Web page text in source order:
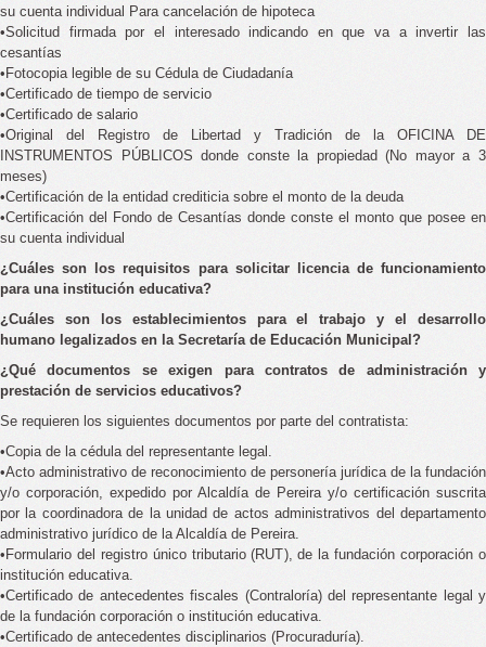
su cuenta individual Para cancelación de hipoteca
•Solicitud firmada por el interesado indicando en que va a invertir las
cesantías
•Fotocopia legible de su Cédula de Ciudadanía
•Certificado de tiempo de servicio
•Certificado de salario
•Original del Registro de Libertad y Tradición de la OFICINA DE
INSTRUMENTOS PÚBLICOS donde conste la propiedad (No mayor a 3
meses)
•Certificación de la entidad crediticia sobre el monto de la deuda
•Certificación del Fondo de Cesantías donde conste el monto que posee en
su cuenta individual
¿Cuáles son los requisitos para solicitar licencia de funcionamiento
para una institución educativa?
¿Cuáles son los establecimientos para el trabajo y el desarrollo
humano legalizados en la Secretaría de Educación Municipal?
¿Qué documentos se exigen para contratos de administración y
prestación de servicios educativos?
Se requieren los siguientes documentos por parte del contratista:
•Copia de la cédula del representante legal.
•Acto administrativo de reconocimiento de personería jurídica de la fundación
y/o corporación, expedido por Alcaldía de Pereira y/o certificación suscrita
por la coordinadora de la unidad de actos administrativos del departamento
administrativo jurídico de la Alcaldía de Pereira.
•Formulario del registro único tributario (RUT), de la fundación corporación o
institución educativa.
•Certificado de antecedentes fiscales (Contraloría) del representante legal y
de la fundación corporación o institución educativa.
•Certificado de antecedentes disciplinarios (Procuraduría).